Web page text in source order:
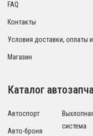
FAQ
Контакты
Условия доставки, оплаты
Магазин
Каталог
Автоспорт
Авто-броня
система